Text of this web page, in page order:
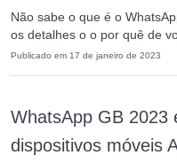
Não sabe o que é o
os detalhes o o por quê de
Publicado em 17 de janeiro de 2023
WhatsApp GB 2023
dispositivos móveis